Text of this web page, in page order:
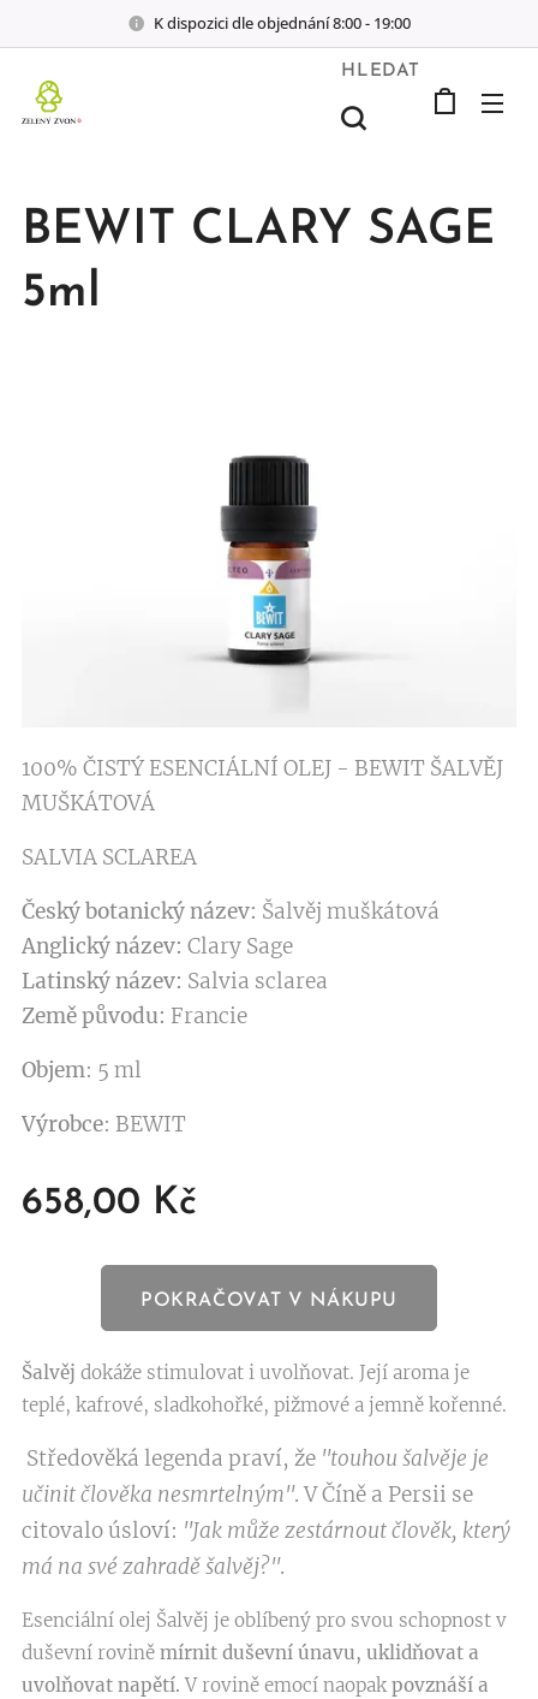
K dispozici dle objednání 8:00 - 19:00
HLEDAT
BEWIT CLARY SAGE
5ml
100% ČISTÝ ESENCIÁLNÍ OLEJ - BEWIT ŠALVĚJ
MUŠKÁTOVÁ
SALVIA SCLAREA
Český botanický název: Šalvěj muškátová
Anglický název: Clary Sage
Latinský název: Salvia sclarea
Země původu: Francie
Objem: 5 ml
Výrobce: BEWIT
658,00 Kč
POKRAČOVAT V NÁKUPU
Šalvěj dokáže stimulovat i uvolňovat. Její aroma je
teplé, kafrové, sladkohořké, pižmové a jemně kořenné.
Středověká legenda praví, že "touhou šalvěje je
učinit člověka nesmrtelným". V Číně a Persii se
citovalo úsloví: "Jak může zestárnout člověk, který
má na své zahradě šalvěj?".
Esenciální olej Šalvěj je oblíbený pro svou schopnost v
duševní rovině mírnit duševní únavu, uklidňovat a
uvolňovat napětí. V rovině emocí naopak povznáší a